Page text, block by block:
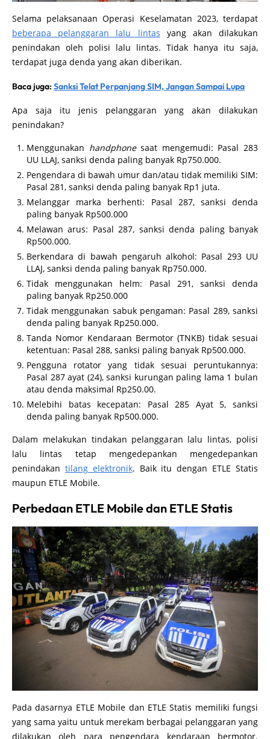
Selama pelaksanaan Operasi Keselamatan 2023, terdapat
beberapa pelanggaran lalu lintas yang akan dilakukan
penindakan oleh polisi lalu lintas. Tidak hanya itu saja,
terdapat juga denda yang akan diberikan.
Baca juga: Sanksi Telat Perpanjang SIM, Jangan Sampai Lupa
Apa saja itu jenis pelanggaran yang akan dilakukan
penindakan?
Menggunakan handphonesaat mengemudi: Pasal 283
UU LLAJ, sanksi denda paling banyak Rp750.000.
Pengendara di bawah umur dan/atau tidak memiliki SIM:
Pasal 281, sanksi denda paling banyak Rp1 juta.
Melanggar marka berhenti: Pasal 287, sanksi denda
paling banyak Rp500.000
Melawan arus: Pasal 287, sanksi denda paling banyak
Rp500.000.
Berkendara di bawah pengaruh alkohol: Pasal 293 UU
LLAJ, sanksi denda paling banyak Rp750.000.
Tidak menggunakan helm: Pasal 291, sanksi denda
paling banyak Rp250.000
Tidak menggunakan sabuk pengaman: Pasal 289, sanksi
denda paling banyak Rp250.000.
Tanda Nomor Kendaraan Bermotor (TNKB) tidak sesuai
ketentuan: Pasal 288, sanksi paling banyak Rp500.000.
Pengguna rotator yang tidak sesuai peruntukannya:
Pasal 287 ayat (24), sanksi kurungan paling lama 1 bulan
atau denda maksimal Rp250.00.
Melebihi batas kecepatan: Pasal 285 Ayat 5, sanksi
denda paling banyak Rp500.000.
Dalam melakukan tindakan pelanggaran lalu lintas, polisi
lalu lintas tetap mengedepankan mengedepankan
penindakan tilang elektronik. Baik itu dengan ETLE Statis
maupun ETLE Mobile.
Perbedaan ETLE Mobile dan ETLE Statis
Pada dasarnya ETLE Mobile dan ETLE Statis memiliki fungsi
yang sama yaitu untuk merekam berbagai pelanggaran yang
dilakukan oleh para pengendara kendaraan bermotor.